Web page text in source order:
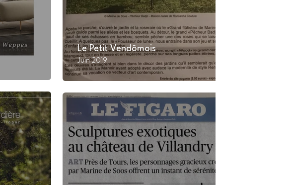
Le Petit Vendômois
Juin 2019